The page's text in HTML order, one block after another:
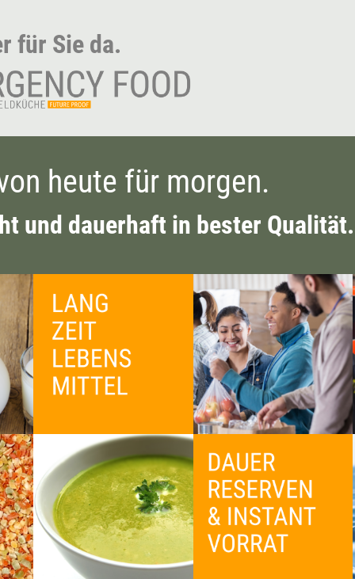
für Sie da.
heute für morgen.
und dauerhaft in bester Qualität.